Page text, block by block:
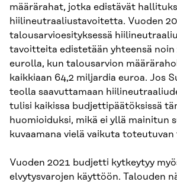
määrärahat, jotka edistävät
hiilineutraaliustavoitetta. Vuoden
talousarvioesityksessä
tavoitteita edistetään yhteensä noin
eurolla, kun talousarvion
kaikkiaan 64,2 miljardia euroa. Jos
teolla saavuttamaan
tulisi kaikissa budjettipäätöksissä
huomioiduksi, mikä ei yllä mainitun
kuvaamana vielä vaikuta toteutuvan
Vuoden 2021 budjetti kytkeytyy
elvytysvarojen käyttöön. Talouden